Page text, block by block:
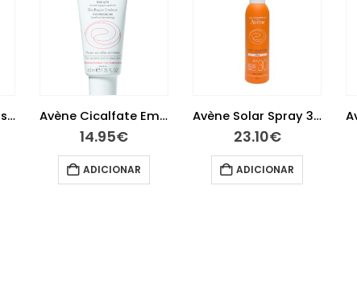
Avène Cicalfate Emulsão 40 ml Avène Solar Spray 30+ 200 ml
23.10€
ADICIONAR
Avène Solar Mineral Leite 50+ 100 ml
22.40€
ADICIONAR